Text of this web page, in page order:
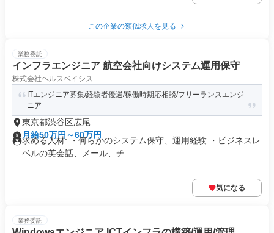
この企業の類似求人を見る
業務委託
インフラエンジニア 航空会社向けシステム運用保守
株式会社ヘルスベイシス
ITエンジニア募集/経験者優遇/稼働時期応相談/フリーランスエンジ
ニア
東京都渋谷区広尾
月給50万円～60万円
求める人材: ・何らかのシステム保守、運用経験 ・ビジネスレ
ベルの英会話、メール、チ...
気になる
業務委託